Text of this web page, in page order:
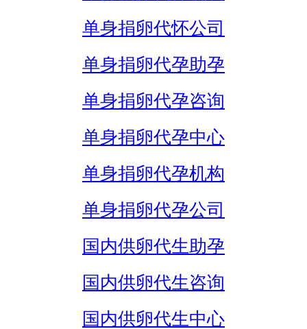
单身捐卵代怀公司
单身捐卵代孕助孕
单身捐卵代孕咨询
单身捐卵代孕中心
单身捐卵代孕机构
单身捐卵代孕公司
国内供卵代生助孕
国内供卵代生咨询
国内供卵代生中心